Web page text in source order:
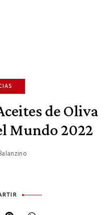
de Oliva
Mundo 2022